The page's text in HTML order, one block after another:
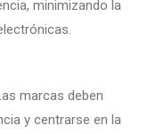
minimizando la
marcas deben
y centrarse en la